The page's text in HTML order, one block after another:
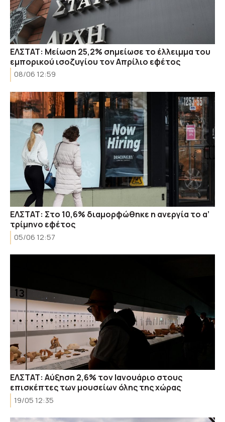
ΕΛΣΤΑΤ: Μείωση 25,2% σημείωσε το έλλειμμα του
εμπορικού ισοζυγίου τον Απρίλιο εφέτος
08/06 12:59
ΕΛΣΤΑΤ: Στο 10,6% διαμορφώθηκε η ανεργία το α’
τρίμηνο εφέτος
05/06 12:57
ΕΛΣΤΑΤ: Αύξηση 2,6% τον Ιανουάριο στους
επισκέπτες των μουσείων όλης της χώρας
19/05 12:35